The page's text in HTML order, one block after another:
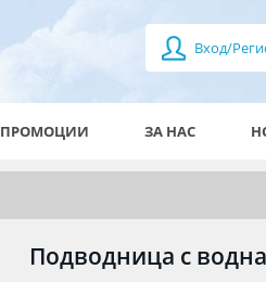
Вход/
ПРОМОЦИИ ЗА НАС
Подводница с